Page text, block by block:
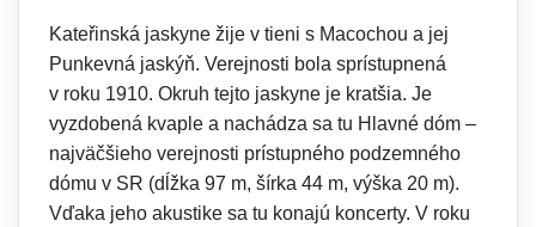
Kateřinská jaskyne žije v tieni s Macochou a jej
Punkevná jaskýň. Verejnosti bola sprístupnená
v roku 1910. Okruh tejto jaskyne je kratšia. Je
vyzdobená kvaple a nachádza sa tu Hlavné dóm –
najväčšieho verejnosti prístupného podzemného
dómu v SR (dĺžka 97 m, šírka 44 m, výška 20 m).
Vďaka jeho akustike sa tu konajú koncerty. V roku